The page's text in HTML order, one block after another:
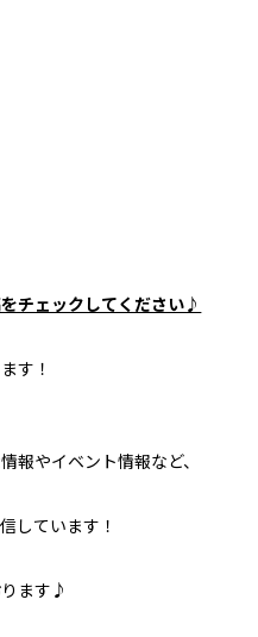
チェックしてください♪
す！
報やイベント情報など、
しています！
ます♪